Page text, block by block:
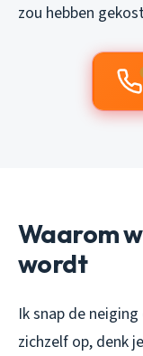
zou hebben
Waarom
wordt
Ik snap de
zichzelf op, denk